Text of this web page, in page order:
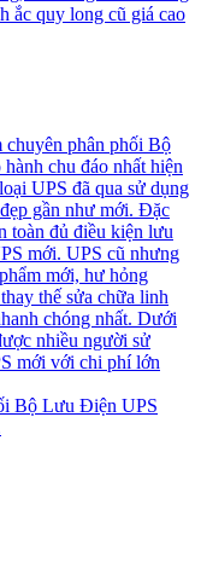
ắc quy long cũ giá cao
chuyên phân phối Bộ
chu đáo nhất hiện
UPS đã qua sử dụng
gần như mới. Đặc
toàn đủ điều kiện lưu
mới. UPS cũ nhưng
mới, hư hỏng
thế sửa chữa linh
chóng nhất. Dưới
nhiều người sử
mới với chi phí lớn
Bộ Lưu Điện UPS